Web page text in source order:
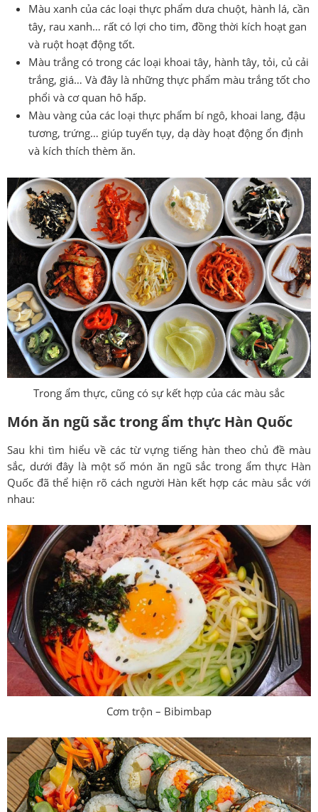
Màu xanh của các loại thực phẩm dưa chuột, hành lá, cần
tây, rau xanh… rất có lợi cho tim, đồng thời kích hoạt gan
và ruột hoạt động tốt.
Màu trắng có trong các loại khoai tây, hành tây, tỏi, củ cải
trắng, giá… Và đây là những thực phẩm màu trắng tốt cho
phổi và cơ quan hô hấp.
Màu vàng của các loại thực phẩm bí ngô, khoai lang, đậu
tương, trứng… giúp tuyến tụy, dạ dày hoạt động ổn định
và kích thích thèm ăn.
Trong ẩm thực, cũng có sự kết hợp của các màu sắc
Món ăn ngũ sắc trong ẩm thực Hàn Quốc
Sau khi tìm hiểu về các từ vựng tiếng hàn theo chủ đề màu
sắc, dưới đây là một số món ăn ngũ sắc trong ẩm thực Hàn
Quốc đã thể hiện rõ cách người Hàn kết hợp các màu sắc với
nhau:
Cơm trộn – Bibimbap